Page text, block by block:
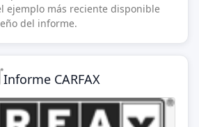
ejemplo más reciente disponible
del informe.
Informe CARFAX